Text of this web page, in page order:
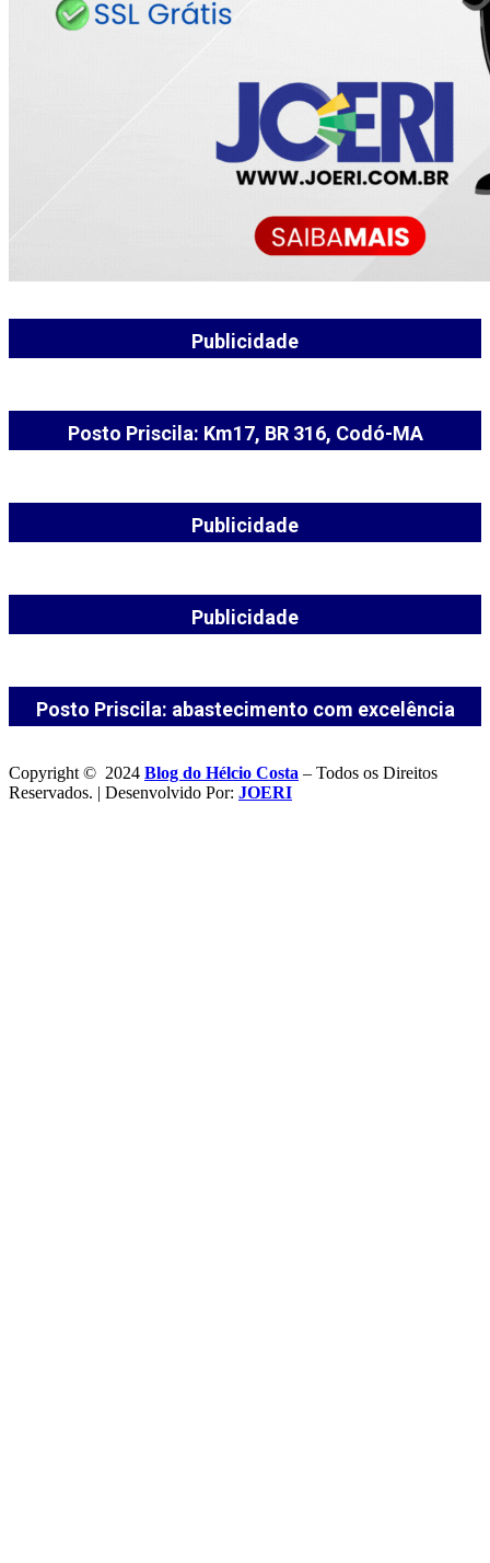
Publicidade
Posto Priscila: Km17, BR 316, Codó-MA
Publicidade
Publicidade
Posto Priscila: abastecimento com excelência
Copyright © 2024 Blog do Hélcio Costa – Todos os Direitos
Reservados. | Desenvolvido Por: JOERI